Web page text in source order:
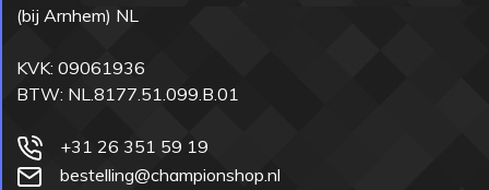
(bij Arnhem) NL
KVK: 09061936
BTW: NL.8177.51.099.B.01
+31 26 351 59 19
bestelling@championshop.nl